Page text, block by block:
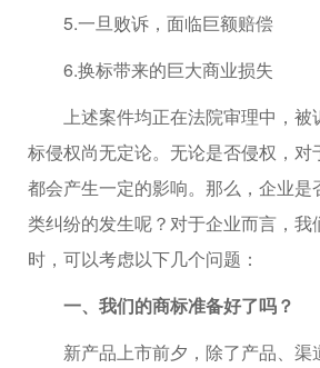
5.一旦败诉，面临巨额赔偿
6.换标带来的巨大商业损失
上述案件均正在法院审理中，被
标侵权尚无定论。无论是否侵权，对
都会产生一定的影响。那么，企业是
类纠纷的发生呢？对于企业而言，我
时，可以考虑以下几个问题：
一、我们的商标准备好了吗？
新产品上市前夕，除了产品、渠